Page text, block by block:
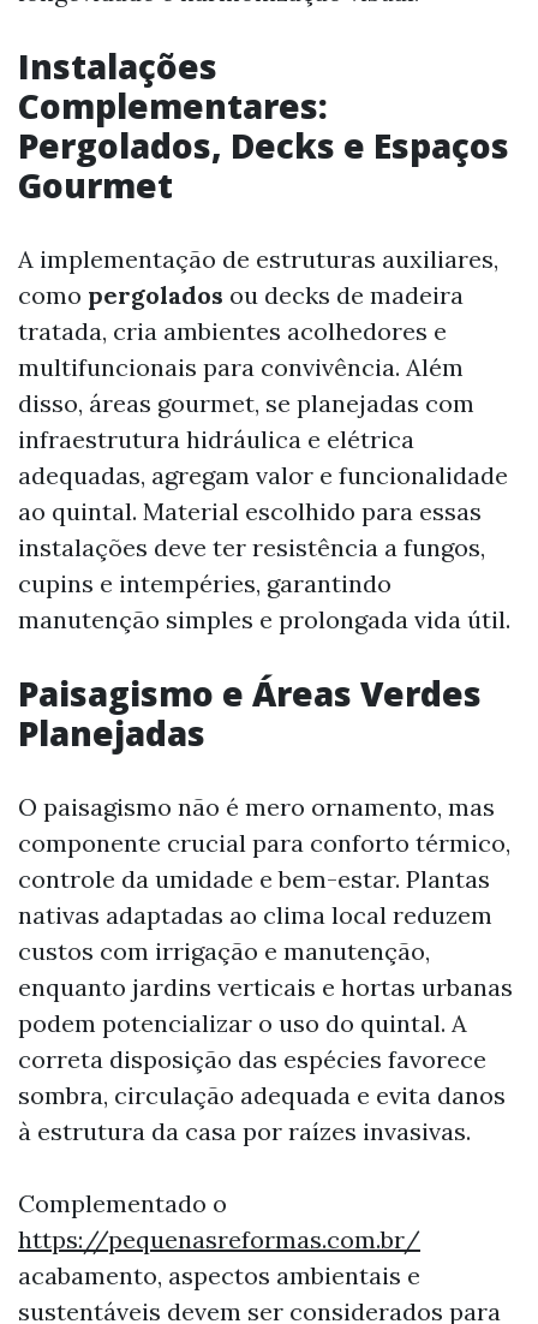
Instalações
Complementares:
Pergolados, Decks e Espaços
Gourmet
A implementação de estruturas auxiliares,
como pergolados ou decks de madeira
tratada, cria ambientes acolhedores e
multifuncionais para convivência. Além
disso, áreas gourmet, se planejadas com
infraestrutura hidráulica e elétrica
adequadas, agregam valor e funcionalidade
ao quintal. Material escolhido para essas
instalações deve ter resistência a fungos,
cupins e intempéries, garantindo
manutenção simples e prolongada vida útil.
Paisagismo e Áreas Verdes
Planejadas
O paisagismo não é mero ornamento, mas
componente crucial para conforto térmico,
controle da umidade e bem-estar. Plantas
nativas adaptadas ao clima local reduzem
custos com irrigação e manutenção,
enquanto jardins verticais e hortas urbanas
podem potencializar o uso do quintal. A
correta disposição das espécies favorece
sombra, circulação adequada e evita danos
à estrutura da casa por raízes invasivas.
Complementado o
https://pequenasreformas.com.br/
acabamento, aspectos ambientais e
sustentáveis devem ser considerados para